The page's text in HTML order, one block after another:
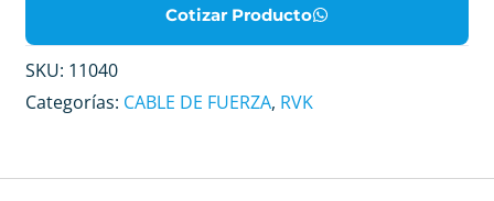
Cotizar Producto
SKU: 11040
Categorías: CABLE DE FUERZA, RVK